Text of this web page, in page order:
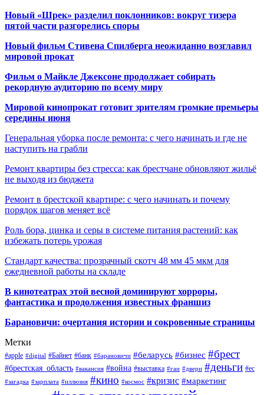
Новый «Шрек» разделил поклонников: вокруг тизера
пятой части разгорелись споры
Новый фильм Стивена Спилберга неожиданно возглавил
мировой прокат
Фильм о Майкле Джексоне продолжает собирать
рекордную аудиторию по всему миру
Мировой кинопрокат готовит зрителям громкие премьеры
середины июня
Генеральная уборка после ремонта: с чего начинать и где не
наступить на грабли
Ремонт квартиры без стресса: как брестчане обновляют жильё
не выходя из бюджета
Ремонт в брестской квартире: с чего начинать и почему
порядок шагов меняет всё
Роль бора, цинка и серы в системе питания растений: как
избежать потерь урожая
Стандарт качества: прозрачный скотч 48 мм 45 мкм для
ежедневной работы на складе
В кинотеатрах этой весной доминируют хорроры,
фантастика и продолжения известных франшиз
Барановичи: очертания истории и сокровенные страницы
Метки
#apple #digital #Байнет #банк #барановичи #беларусь #бизнес #брест
#брестская_область #вакансия #война #выставка #гаи #двери #деньги #ес
#загадка #зарплата #иллюзия #кино #космос #кризис #маркетинг